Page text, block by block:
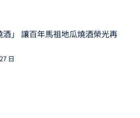
酒」 讓百年馬祖地瓜燒酒榮光再
日